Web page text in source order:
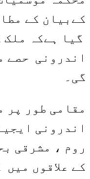
کےبیان کے
گیا ہےکہ ملک
اندرونی حصے
گی۔
مقامی طور پر
اندرونی
روم ، مشرقی
کے علاقوں